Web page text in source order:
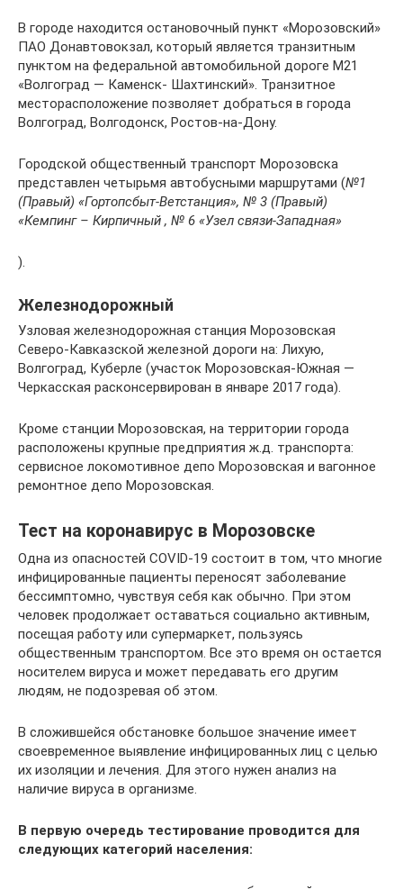
В городе находится остановочный пункт «Морозовский»
ПАО Донавтовокзал, который является транзитным
пунктом на федеральной автомобильной дороге М21
«Волгоград — Каменск- Шахтинский». Транзитное
месторасположение позволяет добраться в города
Волгоград, Волгодонск, Ростов-на-Дону.
Городской общественный транспорт Морозовска
представлен четырьмя автобусными маршрутами (№1
(Правый) «Гортопсбыт-Ветстанция», № 3 (Правый)
«Кемпинг – Кирпичный , № 6 «Узел связи-Западная»
).
Железнодорожный
Узловая железнодорожная станция Морозовская
Северо-Кавказской железной дороги на: Лихую,
Волгоград, Куберле (участок Морозовская-Южная —
Черкасская расконсервирован в январе 2017 года).
Кроме станции Морозовская, на территории города
расположены крупные предприятия ж.д. транспорта:
сервисное локомотивное депо Морозовская и вагонное
ремонтное депо Морозовская.
Тест на коронавирус в Морозовске
Одна из опасностей COVID-19 состоит в том, что многие
инфицированные пациенты переносят заболевание
бессимптомно, чувствуя себя как обычно. При этом
человек продолжает оставаться социально активным,
посещая работу или супермаркет, пользуясь
общественным транспортом. Все это время он остается
носителем вируса и может передавать его другим
людям, не подозревая об этом.
В сложившейся обстановке большое значение имеет
своевременное выявление инфицированных лиц с целью
их изоляции и лечения. Для этого нужен анализ на
наличие вируса в организме.
В первую очередь тестирование проводится для
следующих категорий населения: